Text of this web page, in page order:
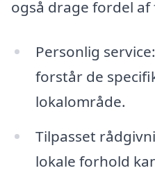
også drage fordel af
Personlig
forstår de
lokalområde.
Tilpasset
lokale forhold